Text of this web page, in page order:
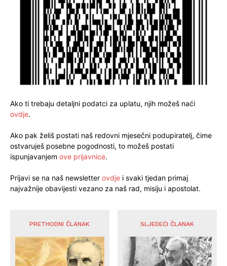
Ako ti trebaju detaljni podatci za uplatu, njih možeš naći
ovdje.
Ako pak želiš postati naš redovni mjesečni podupiratelj, čime
ostvaruješ posebne pogodnosti, to možeš postati
ispunjavanjem ove prijavnice.
Prijavi se na naš newsletter ovdje i svaki tjedan primaj
najvažnije obavijesti vezano za naš rad, misiju i apostolat.
PRETHODNI ČLANAK SLJEDEĆI ČLANAK